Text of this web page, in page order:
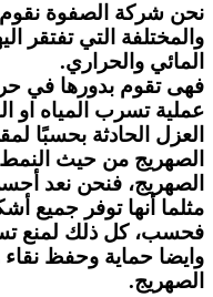
نحن شركة الصفوة نقوم
والمختلفة التي تفتقر
المائي والحراري.
فهى تقوم بدورها في
عملية تسرب المياه او
العزل الحادثة بحسبًا
الصهريج من حيث
الصهريج، فنحن نعد
مثلما أنها توفر جميع
فحسب، كل ذلك لمنع
وايضا حماية وحفظ
الصهريج.